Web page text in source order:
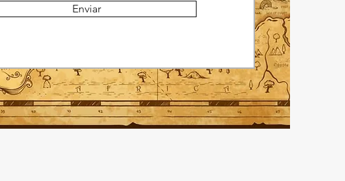
Enviar